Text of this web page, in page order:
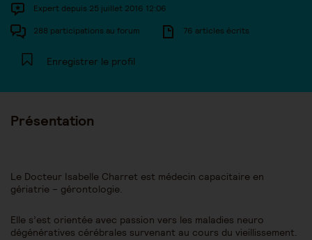
Expert depuis 25 juillet 2016 12:06
288 participations au forum 76 articles écrits
Enregistrer le profil
Présentation
Le Docteur Isabelle Charret est médecin capacitaire en
gériatrie – gérontologie.
Elle s’est orientée avec passion vers les maladies neuro
dégénératives cérébrales survenant au cours du vieillissement.